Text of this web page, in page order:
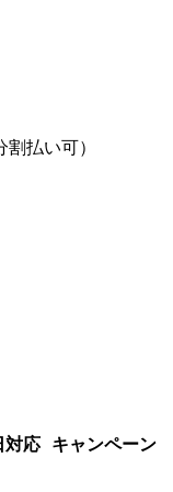
払い可）
対応 キャンペーン